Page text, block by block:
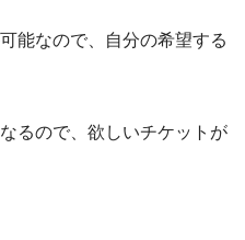
能なので、自分の希望する
るので、欲しいチケットが